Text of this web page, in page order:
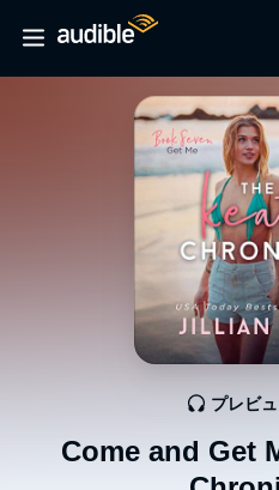
Come and Get
プレビ